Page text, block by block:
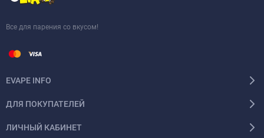
Все для парения со вкусом!
EVAPE INFO
ДЛЯ ПОКУПАТЕЛЕЙ
ЛИЧНЫЙ КАБИНЕТ